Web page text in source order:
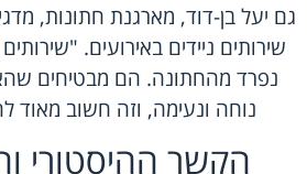
גם יעל בן-דוד, מארגנת חתונות,
שירותים ניידים באירועים.
נפרד מהחתונה. הם מבטיחים
נוחה ונעימה, וזה חשוב מאוד
הקשר ההיסטורי